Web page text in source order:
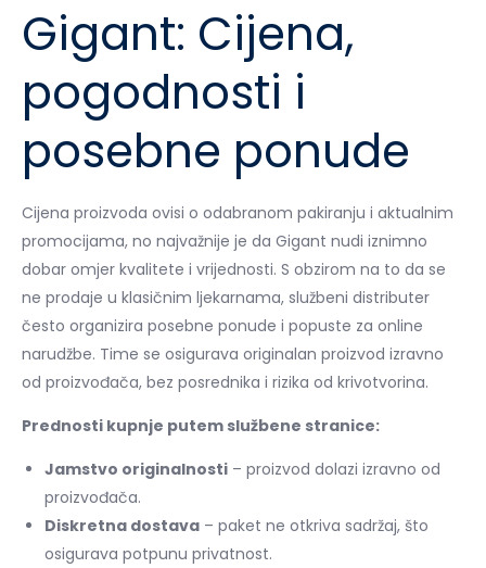
Gigant: Cijena,
pogodnosti i
posebne ponude
Cijena proizvoda ovisi o odabranom pakiranju i aktualnim
promocijama, no najvažnije je da Gigant nudi iznimno
dobar omjer kvalitete i vrijednosti. S obzirom na to da se
ne prodaje u klasičnim ljekarnama, službeni distributer
često organizira posebne ponude i popuste za online
narudžbe. Time se osigurava originalan proizvod izravno
od proizvođača, bez posrednika i rizika od krivotvorina.
Prednosti kupnje putem službene stranice:
Jamstvo originalnosti – proizvod dolazi izravno od
proizvođača.
Diskretna dostava – paket ne otkriva sadržaj, što
osigurava potpunu privatnost.